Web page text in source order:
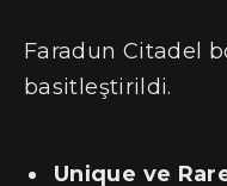
Faradun Citadel
basitleştirildi.
Unique ve